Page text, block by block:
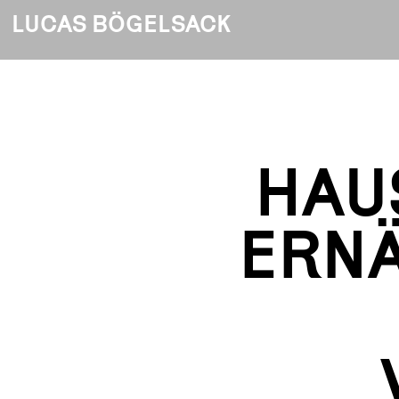
LUCAS BÖGELSACK